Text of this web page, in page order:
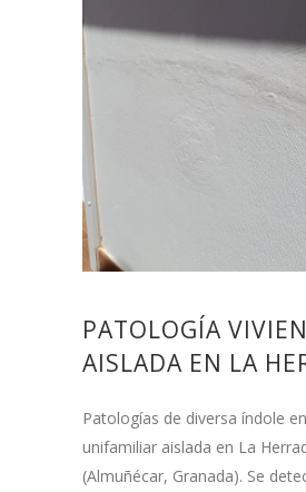
PATOLOGÍA
AISLADA EN LA
Patologías de diversa índole
unifamiliar aislada en La
(Almuñécar, Granada). Se